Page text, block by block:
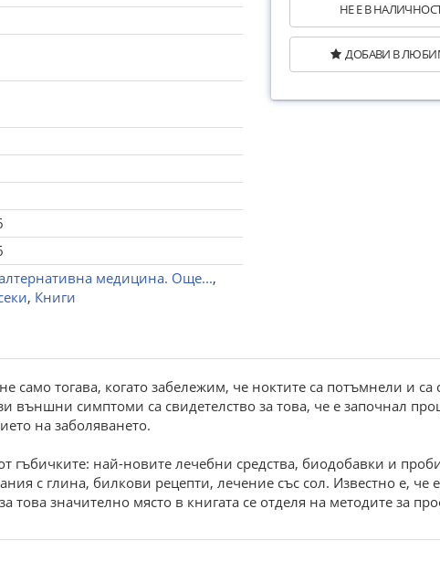
медицина. Още...,
, Книги
НЕ Е В
ДОБАВИ В
тогава, когато забележим, че ноктите са потъмнели и са
външни симптоми са свидетелство за това, че е започнал
на заболяването.
гъбичките: най-новите лечебни средства, биодобавки и
с глина, билкови рецепти, лечение със сол. Известно е, че
това значително място в книгата се отделя на методите за